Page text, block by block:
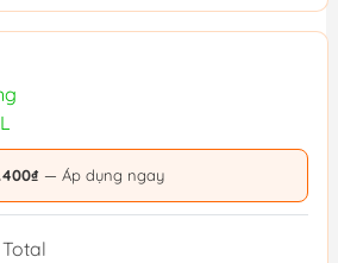
— Áp dụng ngay
Total